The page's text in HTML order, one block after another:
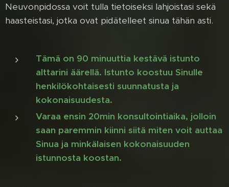
Neuvonpidossa voit tulla tietoiseksi lahjoistasi sekä
haasteistasi, jotka ovat pidätelleet sinua tähän asti.
Tämä on 90 minuuttia kestävä istunto
alttarini äärellä. Istunto koostuu Sinulle
henkilökohtaisesti suunnatusta ja
kokonaisuudesta.
Varaa ensin 20min konsultointiaika, jolloin
saan paremmin kiinni siitä miten voit auttaa
Sinua ja minkälaisen kokonaisuuden
istunnosta koostan.